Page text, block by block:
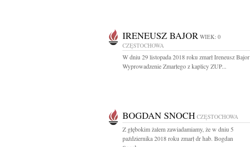
IRENEUSZ BAJOR WIEK: 0
CZĘSTOCHOWA
W dniu 29 listopada 2018 roku zmarł Ireneusz Bajor
Wyprowadzenie Zmarłego z kaplicy ZUP...
BOGDAN SNOCH CZĘSTOCHOWA
Z głębokim żalem zawiadamiamy, że w dniu 5
października 2018 roku zmarł dr hab. Bogdan